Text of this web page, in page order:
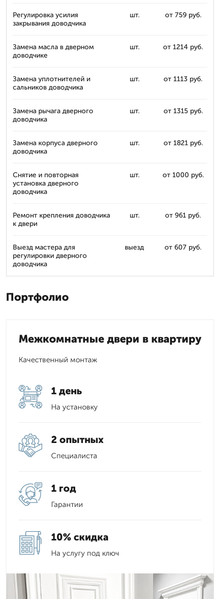
Регулировка усилия
закрывания доводчика
шт. от 759 руб.
Замена масла в дверном
доводчике
шт. от 1214 руб.
Замена уплотнителей и
сальников доводчика
шт. от 1113 руб.
Замена рычага дверного
доводчика
шт. от 1315 руб.
Замена корпуса дверного
доводчика
шт. от 1821 руб.
Снятие и повторная
установка дверного
доводчика
шт. от 1000 руб.
Ремонт крепления доводчика
к двери
шт. от 961 руб.
Выезд мастера для
регулировки дверного
доводчика
выезд от 607 руб.
Портфолио
Межкомнатные двери в квартиру
Качественный монтаж
1 день
На установку
2 опытных
Специалиста
1 год
Гарантии
10% скидка
На услугу под ключ